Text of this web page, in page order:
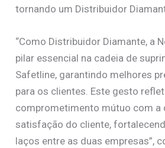
tornando um Distribuidor
“Como Distribuidor Diamante, a
pilar essencial na cadeia de
Safetline, garantindo melhores
para os clientes. Este gesto
comprometimento mútuo com a
satisfação do cliente,
laços entre as duas empresas”,